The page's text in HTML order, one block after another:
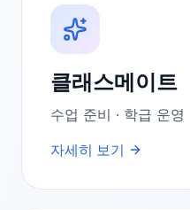
클래스메이트
수업 준비 · 학급 운영
자세히 보기